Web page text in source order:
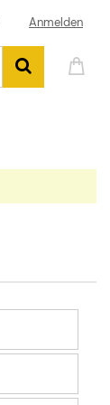
Anmelden